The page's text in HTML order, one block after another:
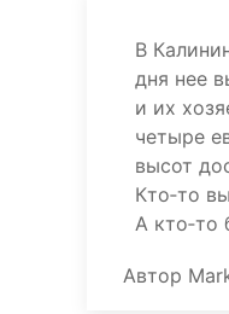
В
дня нее
и их
четыре
высот
Кто‑то
А кто‑то
Автор